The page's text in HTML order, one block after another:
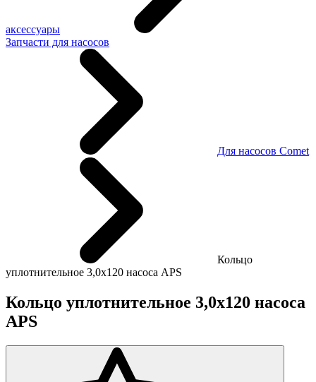
аксессуары
Запчасти для насосов
Для насосов Comet
Кольцо
уплотнительное 3,0х120 насоса APS
Кольцо уплотнительное 3,0х120 насоса
APS